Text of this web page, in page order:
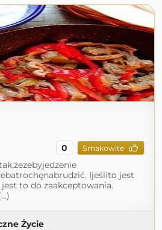
0 Smakowite
Ijeślito jest
to do zaakceptowania.
Życie